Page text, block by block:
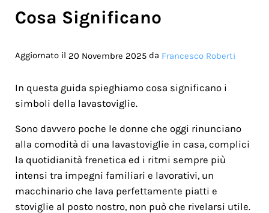
Cosa Significano
Aggiornato il 20 Novembre 2025da Francesco Roberti
In questa guida spieghiamo cosa significano i
simboli della lavastoviglie.
Sono davvero poche le donne che oggi rinunciano
alla comodità di una lavastoviglie in casa, complici
la quotidianità frenetica ed i ritmi sempre più
intensi tra impegni familiari e lavorativi, un
macchinario che lava perfettamente piatti e
stoviglie al posto nostro, non può che rivelarsi utile.